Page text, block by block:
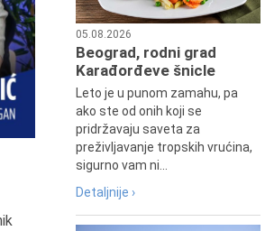
05.08.2026
Beograd, rodni grad
Karađorđeve šnicle
Leto je u punom zamahu, pa
ako ste od onih koji se
pridržavaju saveta za
preživljavanje tropskih vrućina,
sigurno vam ni...
Detaljnije ›